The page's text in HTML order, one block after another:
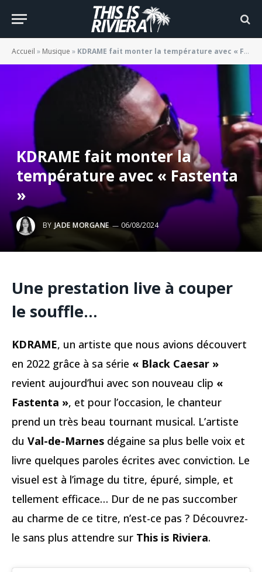
Accueil » Musique » KDRAME fait monter la température avec « Fastenta »
KDRAME fait monter la
température avec « Fastenta
»
BY JADE MORGANE 06/08/2024
Une prestation live à couper
le souffle…
KDRAME, un artiste que nous avions découvert
en 2022 grâce à sa série « Black Caesar »
revient aujourd’hui avec son nouveau clip «
Fastenta », et pour l’occasion, le chanteur
prend un très beau tournant musical. L’artiste
du Val-de-Marnes dégaine sa plus belle voix et
livre quelques paroles écrites avec conviction. Le
visuel est à l’image du titre, épuré, simple, et
tellement efficace… Dur de ne pas succomber
au charme de ce titre, n’est-ce pas ? Découvrez-
le sans plus attendre sur This is Riviera.